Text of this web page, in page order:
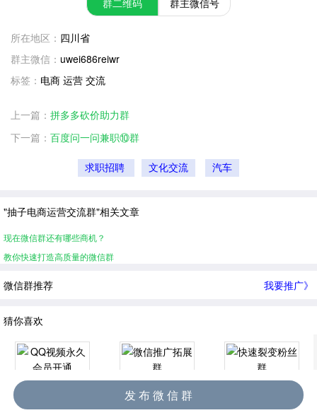
群二维码 群主微信号
所在地区： 四川省
群主微信： uwei686reiwr
标签： 电商 运营 交流
上一篇： 拼多多砍价助力群
下一篇： 百度问一问兼职⑩群
求职招聘 文化交流 汽车
"抽子电商运营交流群"相关文章
现在微信群还有哪些商机？
教你快速打造高质量的微信群
微信群推荐 我要推广》
猜你喜欢
发 布 微 信 群